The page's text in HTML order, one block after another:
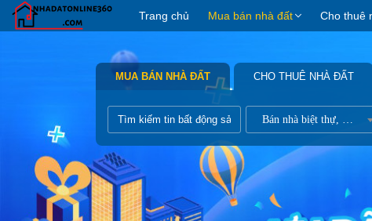
Trang chủ Mua bán nhà đất Cho thuê
MUA BÁN NHÀ ĐẤT CHO THUÊ NHÀ ĐẤT
Bán nhà biệt thự, liền kề